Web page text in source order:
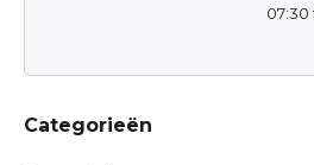
07:30
Categorieën